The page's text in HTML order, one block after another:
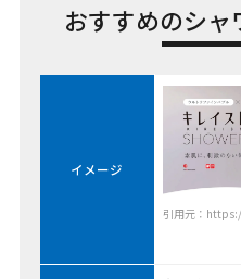
おすすめのシ
イメージ
引用元：